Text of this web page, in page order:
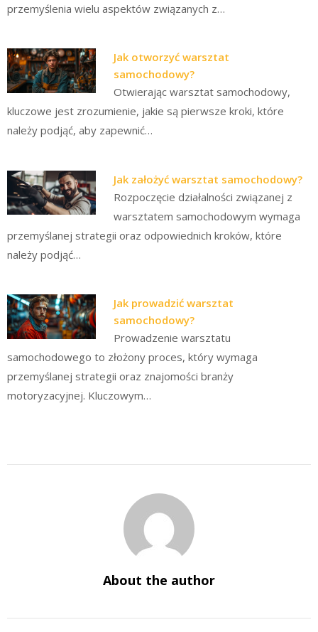
przemyślenia wielu aspektów związanych z…
Jak otworzyć warsztat
samochodowy?
Otwierając warsztat samochodowy,
kluczowe jest zrozumienie, jakie są pierwsze kroki, które
należy podjąć, aby zapewnić…
Jak założyć warsztat samochodowy?
Rozpoczęcie działalności związanej z
warsztatem samochodowym wymaga
przemyślanej strategii oraz odpowiednich kroków, które
należy podjąć…
Jak prowadzić warsztat
samochodowy?
Prowadzenie warsztatu
samochodowego to złożony proces, który wymaga
przemyślanej strategii oraz znajomości branży
motoryzacyjnej. Kluczowym…
About the author